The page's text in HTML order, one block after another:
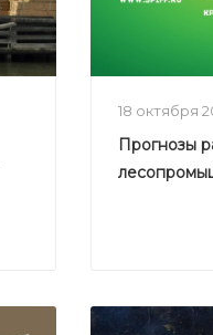
18 октября
Прогнозы